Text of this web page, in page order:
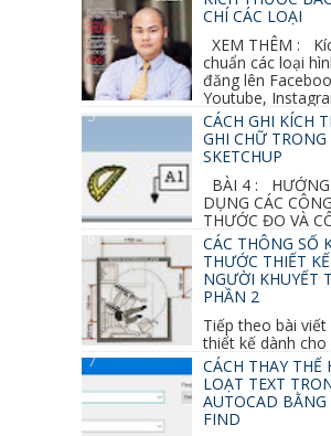
CHÍ CÁC LOẠI
XEM THÊM :
chuẩn các loại
đăng lên
Youtube,
Linkedin, Pinterest...CÁCH GHI KÍCH
GHI CHỮ TRONG
SKETCHUP
BÀI 4 :
DỤNG CÁC
THƯỚC ĐO VÀ
GHI CHỮ 2D, 3D TRONG
học trước ta đã...
CÁC THÔNG SỐ
THƯỚC THIẾT
NGƯỜI KHUYẾT
PHẦN 2
Tiếp theo bài
thiết kế dành cho
khuyết tật ở phần 1 chúng ta cùng
thêm các vấn đề và...
CÁCH THAY THẾ
LOẠT TEXT
AUTOCAD BẰNG
FIND